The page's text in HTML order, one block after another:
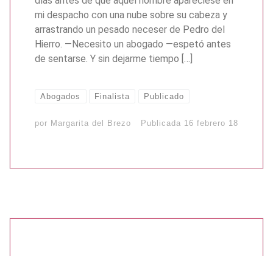
mi despacho con una nube sobre su cabeza y
arrastrando un pesado neceser de Pedro del
Hierro. —Necesito un abogado —espetó antes
de sentarse. Y sin dejarme tiempo […]
Abogados Finalista Publicado
por Margarita del Brezo Publicada 16 febrero 18